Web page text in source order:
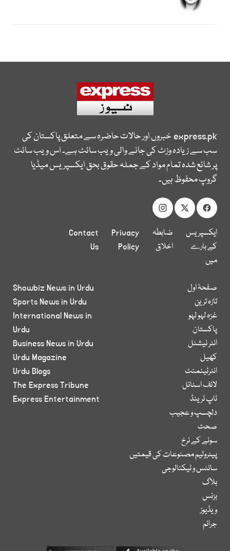
express.pkخبروں اور حالات حاضرہ سے متعلق پاکستان کی
سب سے زیادہ وزٹ کی جانے والی ویب سائٹ ہے۔ اس ویب سائٹ
پر شائع شدہ تمام مواد کے جملہ حقوق بحق ایکسپریس میڈیا
گروپ محفوظ ہیں۔
ایکسپریس
کے بارے
میں
ضابطہ
اخلاق
Privacy
Policy
Contact
Us
صفحۂ اول
تازہ ترین
غزہ لہو لہو
پاکستان
انٹر نیشنل
کھیل
انٹرٹینمنٹ
لائف اسٹائل
ٹاپ ٹرینڈ
دلچسپ و عجیب
صحت
سونے کے نرخ
پیٹرولیم مصنوعات کی قیمتیں
سائنس و ٹیکنالوجی
بلاگ
بزنس
ویڈیوز
جرائم
Showbiz News in Urdu
Sports News in Urdu
International News in
Urdu
Business News in Urdu
Urdu Magazine
Urdu Blogs
The Express Tribune
Express Entertainment